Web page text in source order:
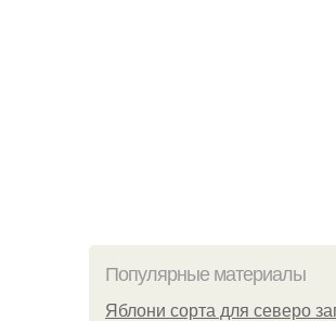
Популярные материалы
Яблони сорта для северо